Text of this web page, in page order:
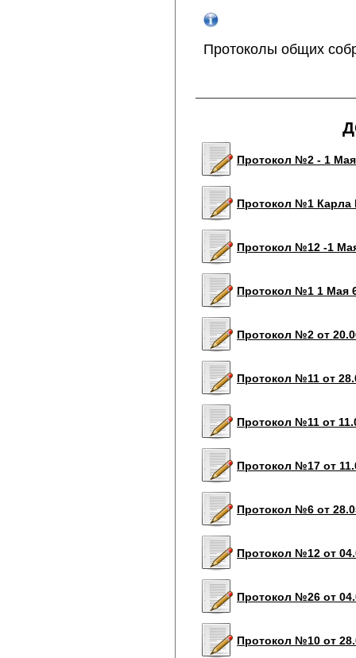
Протоколы общих
Протокол №2 - 1 Мая
Протокол №1 Карла
Протокол №12 -1
Протокол №1 1 Мая
Протокол №2 от
Протокол №11 от
Протокол №11 от
Протокол №17 от
Протокол №6 от
Протокол №12 от
Протокол №26 от
Протокол №10 от